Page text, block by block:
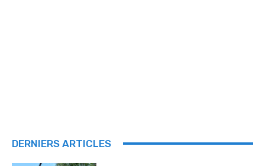
DERNIERS ARTICLES